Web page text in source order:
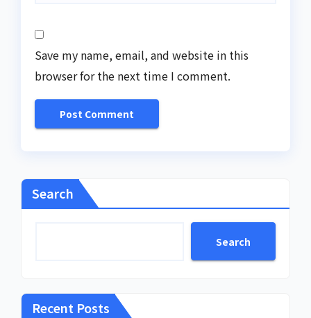
Save my name, email, and website in this
browser for the next time I comment.
Search
Search
Recent Posts